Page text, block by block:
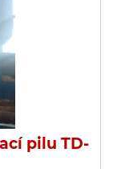
pilu TD-